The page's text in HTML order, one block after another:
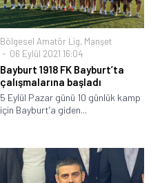
Bölgesel Amatör Lig, Manşet
06 Eylül 2021 16:04
Bayburt 1918 FK Bayburt’ta
çalışmalarına başladı
5 Eylül Pazar günü 10 günlük kamp
için Bayburt’a giden...